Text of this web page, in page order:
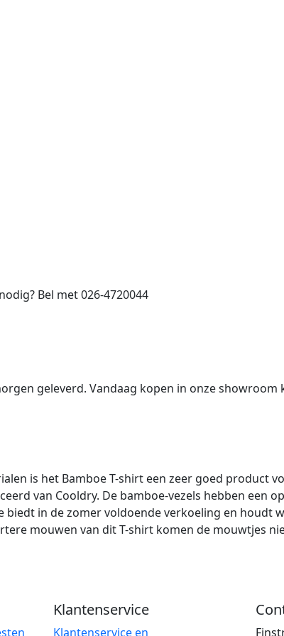
Bel met 026-4720044
geleverd. Vandaag kopen in onze showroom
is het Bamboe T-shirt een zeer goed product
van Cooldry. De bamboe-vezels hebben een
in de zomer voldoende verkoeling en houdt
mouwen van dit T-shirt komen de mouwtjes
Klantenservice
Klantenservice en